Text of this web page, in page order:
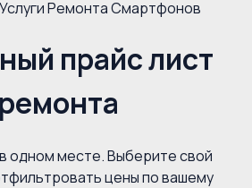
Ремонта Смартфонов
прайс лист
одном месте. Выберите свой
цены по вашему